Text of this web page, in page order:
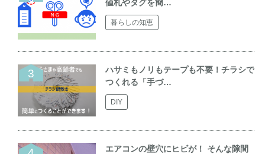
値札やタグを簡…
暮らしの知恵
ハサミもノリもテープも不要！チラシで
つくれる「手づ…
DIY
エアコンの壁穴にヒビが！ そんな隙間